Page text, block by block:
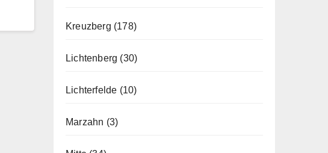
Kreuzberg (178)
Lichtenberg (30)
Lichterfelde (10)
Marzahn (3)